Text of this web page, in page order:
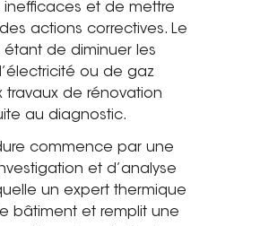
inefficaces et de mettre
actions correctives. Le
étant de diminuer les
ou de gaz
travaux de rénovation
au diagnostic.
commence par une
et d’analyse
un expert thermique
bâtiment et remplit une